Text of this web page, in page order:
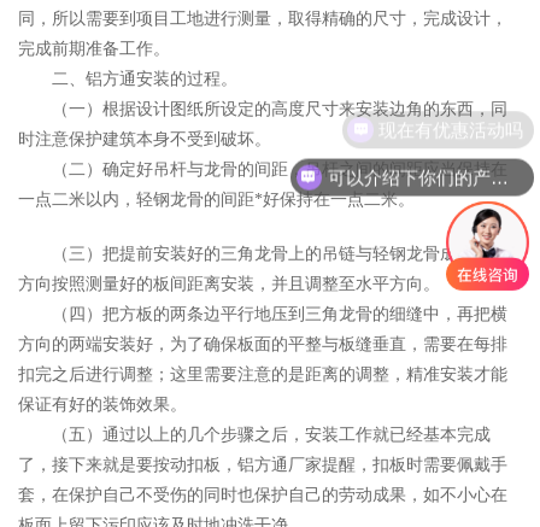
同，所以需要到项目工地进行测量，取得精确的尺寸，完成设计，
完成前期准备工作。
二、铝方通安装的过程。
（一）根据设计图纸所设定的高度尺寸来安装边角的东西，同
时注意保护建筑本身不受到破坏。
（二）确定好吊杆与龙骨的间距，吊杆之间的间距应当保持在
一点二米以内，轻钢龙骨的间距*好保持在一点二米。
（三）把提前安装好的三角龙骨上的吊链与轻钢龙骨成垂直的
方向按照测量好的板间距离安装，并且调整至水平方向。
（四）把方板的两条边平行地压到三角龙骨的细缝中，再把横
方向的两端安装好，为了确保板面的平整与板缝垂直，需要在每排
扣完之后进行调整；这里需要注意的是距离的调整，精准安装才能
保证有好的装饰效果。
（五）通过以上的几个步骤之后，安装工作就已经基本完成
了，接下来就是要按动扣板，铝方通厂家提醒，扣板时需要佩戴手
套，在保护自己不受伤的同时也保护自己的劳动成果，如不小心在
可以介绍下你们的产品么
现在有优惠活动吗